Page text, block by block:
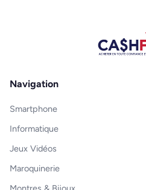
Navigation
Smartphone
Informatique
Jeux Vidéos
Maroquinerie